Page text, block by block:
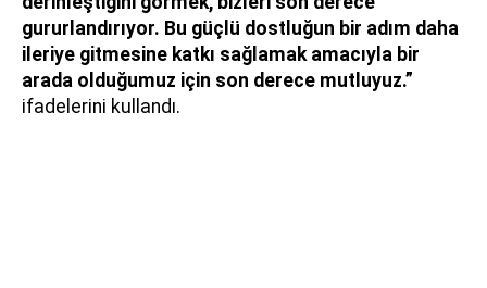
gururlandırıyor. Bu güçlü dostluğun bir adım daha
ileriye gitmesine katkı sağlamak amacıyla bir
arada olduğumuz için son derece mutluyuz.”
ifadelerini kullandı.